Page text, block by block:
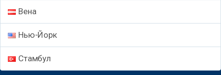
Вена
Нью-Йорк
Стамбул